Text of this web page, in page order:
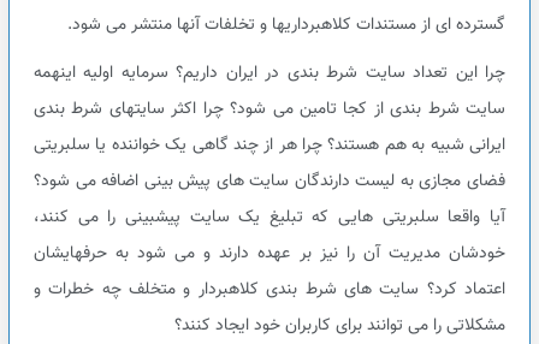
گسترده ای از مستندات کلاهبرداریها و تخلفات آنها منتشر می شود.
چرا این تعداد سایت شرط بندی در ایران داریم؟ سرمایه اولیه اینهمه
سایت شرط بندی از کجا تامین می شود؟ چرا اکثر سایتهای شرط بندی
ایرانی شبیه به هم هستند؟ چرا هر از چند گاهی یک خواننده یا سلبریتی
فضای مجازی به لیست دارندگان سایت های پیش بینی اضافه می شود؟
آیا واقعا سلبریتی هایی که تبلیغ یک سایت پیشبینی را می کنند،
خودشان مدیریت آن را نیز بر عهده دارند و می شود به حرفهایشان
اعتماد کرد؟ سایت های شرط بندی کلاهبردار و متخلف چه خطرات و
مشکلاتی را می توانند برای کاربران خود ایجاد کنند؟